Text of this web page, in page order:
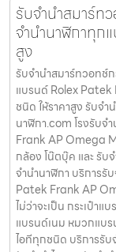
รับจำนำสมาร์ท
จำนำนาฬิกาทุก
สูง
รับจำนำสมาร์ทวอทช์
แบรนด์ Rolex
ชนิด ให้ราคาสูง รับจำ
นาฬิกา.com โรงรับจ
Frank AP Omega
กล้อง โน๊ตบุ๊ค และ รับ
จำนำนาฬิกา บริการรั
Patek Frank AP
ไม่ว่าจะเป็น กระเป๋า
แบรนด์เนม หมวกแบ
ไอทีทุกชนิด บริการรับ